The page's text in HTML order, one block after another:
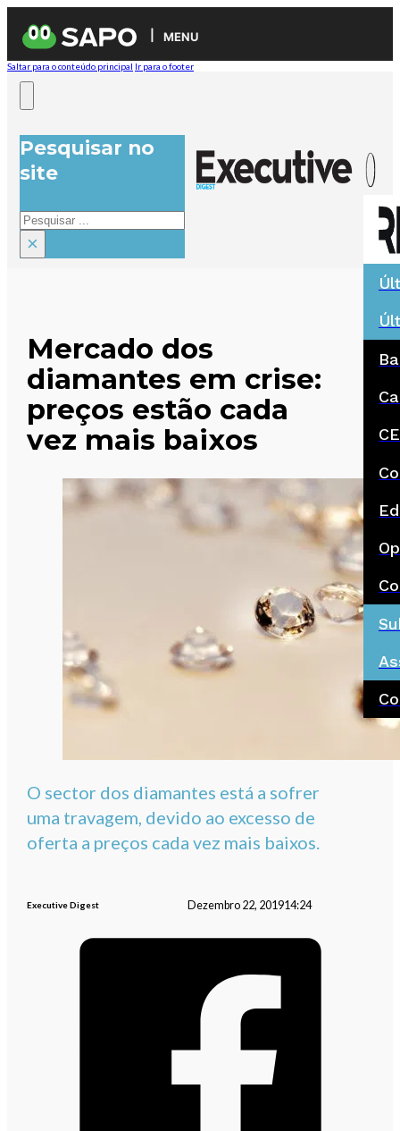
MENU
Saltar para o conteúdo principal Ir para o footer
Pesquisar no
site
Pesquisar
×
Mercado dos
diamantes em crise:
preços estão cada
vez mais baixos
O sector dos diamantes está a sofrer
uma travagem, devido ao excesso de
oferta a preços cada vez mais baixos.
Executive Digest Dezembro 22, 201914:24